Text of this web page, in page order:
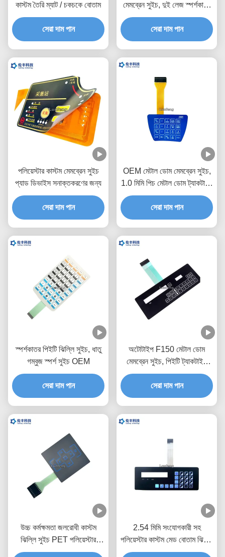
কাস্টম তৈরি ম্যাট / চকচকে বোতাম
সেরা দাম পান
মেমব্রেন সুইচ, দুই লেজ স্পর্শকাতর
মেটাল ডোম সুইচ
সেরা দাম পান
পলিয়েস্টার কাস্টম মেমব্রেন সুইচ
প্যাড ডিভাইস সনাক্তকরণের জন্য
সেরা দাম পান
OEM মেটাল ডোম মেমব্রেন সুইচ,
1.0 মিমি পিচ মেটাল ডোম ট্যাকটাইল
সুইচ
সেরা দাম পান
স্পর্শকাতর পিইটি ঝিল্লি সুইচ, ধাতু
গম্বুজ স্পর্শ সুইচ OEM
সেরা দাম পান
অটোটাইপ F150 মেটাল ডোম
মেমব্রেন সুইচ, পিইটি ট্যাকটাইল
সুইচ কীপ্যাড
সেরা দাম পান
উচ্চ কর্মক্ষমতা জলরোধী কাস্টম
ঝিল্লি সুইচ PET পলিয়েস্টার
উপাদান
2.54 মিমি সংযোগকারী সহ
পলিয়েস্টার কাস্টম মেড বোতাম ঝিল্লি
সুইচ